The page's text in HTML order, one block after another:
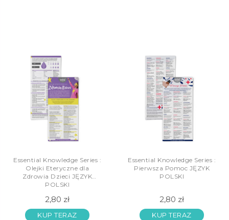
Essential Knowledge Series :
Olejki Eteryczne dla
Zdrowia Dzieci JĘZYK
POLSKI
2,80 zł
KUP TERAZ
Essential Knowledge Series :
Pierwsza Pomoc JĘZYK
POLSKI
2,80 zł
KUP TERAZ